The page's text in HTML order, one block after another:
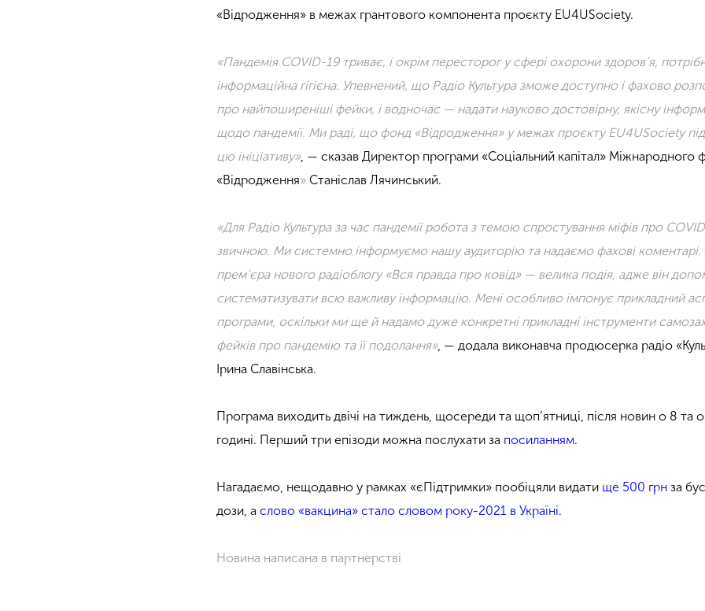
«Відродження» в межах грантового компонента проєкту EU4USociety.
«Пандемія COVID-19 триває, і окрім пересторог у сфері охорони здоров’я,
інформаційна гігієна. Упевнений, що Радіо Культура зможе доступно і фахово
про найпоширеніші фейки, і водночас — надати науково достовірну, якісну
щодо пандемії. Ми раді, що фонд «Відродження»у межах проєкту EU4USociety
цю ініціативу», — сказав Директор програми «Соціальний капітал» Міжнародного
«Відродження» Станіслав Лячинський.
«Для Радіо Культура за час пандемії робота з темою спростування міфів про
звичною. Ми системно інформуємо нашу аудиторію та надаємо фахові коментарі.
прем’єра нового радіоблогу «Вся правда про ковід» — велика подія, адже він
систематизувати всю важливу інформацію. Мені особливо імпонує прикладний
програми, оскільки ми ще й надамо дуже конкретні прикладні інструменти
фейків про пандемію та її подолання», — додала виконавча продюсерка радіо «
Ірина Славінська.
Програма виходить двічі на тиждень, щосереди та щоп’ятниці, після новин о 8 та
годині. Перший три епізоди можна послухати за посиланням.
Нагадаємо, нещодавно у рамках «єПідтримки» пообіцяли видати ще 500 грн за
дози, аслово «вакцина» стало словом року-2021 в Україні.
Новина написана в партнерстві